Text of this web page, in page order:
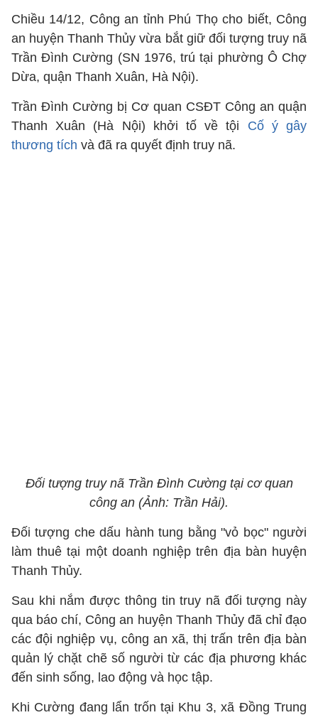
Chiều 14/12, Công an tỉnh Phú Thọ cho biết, Công
an huyện Thanh Thủy vừa bắt giữ đối tượng truy nã
Trần Đình Cường (SN 1976, trú tại phường Ô Chợ
Dừa, quận Thanh Xuân, Hà Nội).
Trần Đình Cường bị Cơ quan CSĐT Công an quận
Thanh Xuân (Hà Nội) khởi tố về tội Cố ý gây
thương tích và đã ra quyết định truy nã.
Đối tượng truy nã Trần Đình Cường tại cơ quan
công an (Ảnh: Trần Hải).
Đối tượng che dấu hành tung bằng "vỏ bọc" người
làm thuê tại một doanh nghiệp trên địa bàn huyện
Thanh Thủy.
Sau khi nắm được thông tin truy nã đối tượng này
qua báo chí, Công an huyện Thanh Thủy đã chỉ đạo
các đội nghiệp vụ, công an xã, thị trấn trên địa bàn
quản lý chặt chẽ số người từ các địa phương khác
đến sinh sống, lao động và học tập.
Khi Cường đang lẩn trốn tại Khu 3, xã Đồng Trung